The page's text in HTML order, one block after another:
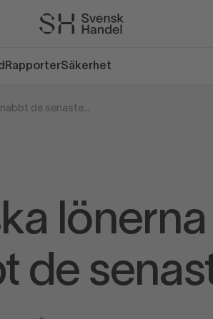
RapporterSäkerhet
”De svenska lönerna har ökat för snabbt de senaste åren”
de